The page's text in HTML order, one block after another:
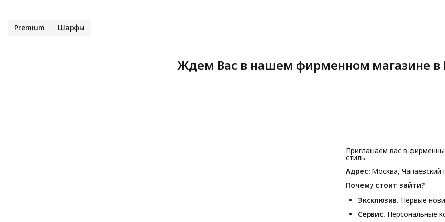
Premium Шарфы
Ждем Вас в нашем фирменном магазине в
Приглашаем вас в
стиль.
Адрес: Москва, Чапаевский
Почему стоит зайти?
Эксклюзив. Первые
Сервис. Персональные